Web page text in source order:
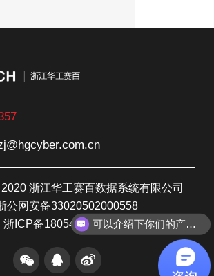
浙江华工赛百数据系统有限公司
公网安备33020502000558
浙ICP备18054358号-1
可以介绍下你们的产品么？